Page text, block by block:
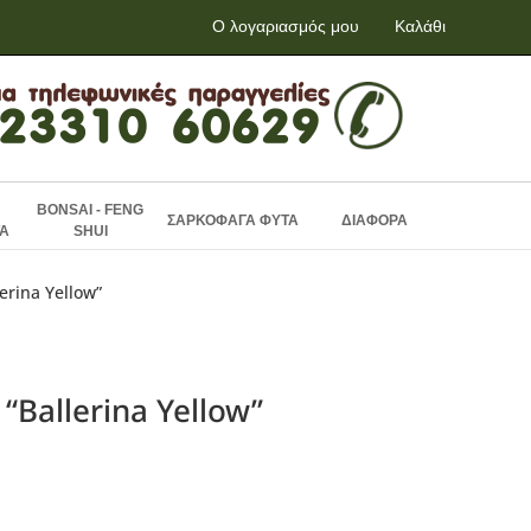
Ο λογαριασμός μου Καλάθι
BONSAI - FENG
SHUI
ΣΑΡΚΟΦΑΓΑ ΦΥΤΑ ΔΙΑΦΟΡΑ
Yellow”
Yellow”